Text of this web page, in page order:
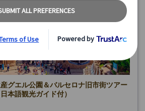
グエル公園＆バルセロナ旧市街ツアー
日本語観光ガイド付）